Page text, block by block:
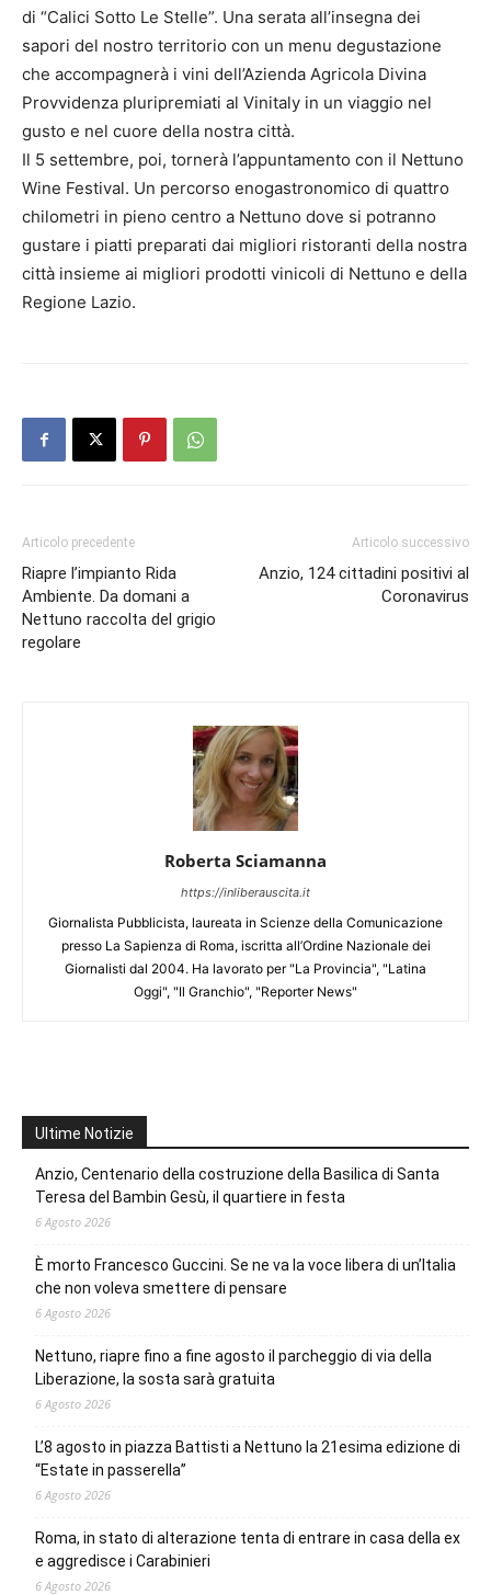
di “Calici Sotto Le Stelle”. Una serata all’insegna dei
sapori del nostro territorio con un menu degustazione
che accompagnerà i vini dell’Azienda Agricola Divina
Provvidenza pluripremiati al Vinitaly in un viaggio nel
gusto e nel cuore della nostra città.
Il 5 settembre, poi, tornerà l’appuntamento con il Nettuno
Wine Festival. Un percorso enogastronomico di quattro
chilometri in pieno centro a Nettuno dove si potranno
gustare i piatti preparati dai migliori ristoranti della nostra
città insieme ai migliori prodotti vinicoli di Nettuno e della
Regione Lazio.
Articolo precedente
Riapre l’impianto Rida
Ambiente. Da domani a
Nettuno raccolta del grigio
regolare
Articolo successivo
Anzio, 124 cittadini positivi al
Coronavirus
Roberta Sciamanna
https://inliberauscita.it
Giornalista Pubblicista, laureata in Scienze della Comunicazione
presso La Sapienza di Roma, iscritta all’Ordine Nazionale dei
Giornalisti dal 2004. Ha lavorato per "La Provincia", "Latina
Oggi", "Il Granchio", "Reporter News"
Ultime Notizie
Anzio, Centenario della costruzione della Basilica di Santa
Teresa del Bambin Gesù, il quartiere in festa
6 Agosto 2026
È morto Francesco Guccini. Se ne va la voce libera di un’Italia
che non voleva smettere di pensare
6 Agosto 2026
Nettuno, riapre fino a fine agosto il parcheggio di via della
Liberazione, la sosta sarà gratuita
6 Agosto 2026
L’8 agosto in piazza Battisti a Nettuno la 21esima edizione di
“Estate in passerella”
6 Agosto 2026
Roma, in stato di alterazione tenta di entrare in casa della ex
e aggredisce i Carabinieri
6 Agosto 2026